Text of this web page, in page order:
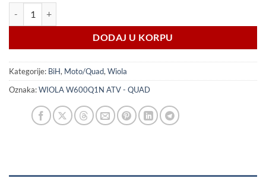
DODAJ U KORPU
Kategorije: BiH, Moto/Quad, Wiola
Oznaka:WIOLA W600Q1N ATV - QUAD